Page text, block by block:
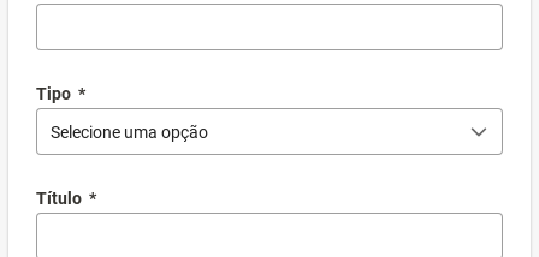
Tipo *
Selecione uma opção
Título *